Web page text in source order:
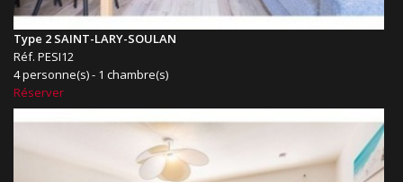
Type 2 SAINT-LARY-SOULAN
Réf. PESI12
4 personne(s) - 1 chambre(s)
Réserver